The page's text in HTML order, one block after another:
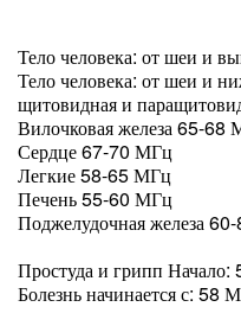
Тело человека: от шеи и
Тело человека: от шеи и
щитовидная и
Вилочковая железа 65-68
Сердце 67-70 МГц
Легкие 58-65 МГц
Печень 55-60 МГц
Поджелудочная железа
Простуда и грипп
Болезнь начинается с: 58